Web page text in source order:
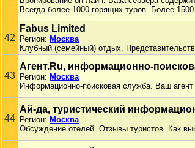
Всегда более 1000 горящих туров. Более
42
Fabus Limited
Регион: Москва
Клубный (семейный) отдых.
43
Агент.Ru, информационно-
Регион: Москва
Информационно-поисковая служба. Ваш агент
44
Ай-да, туристический
Регион: Москва
Обсуждение отелей. Отзывы туристов. Как